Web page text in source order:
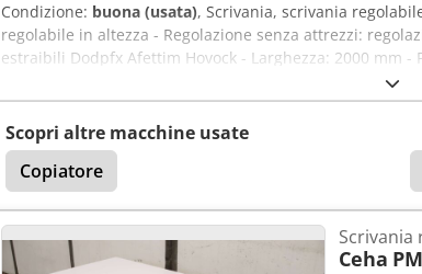
Condizione: buona (usata), Scrivania, scrivania
regolabile in altezza - Regolazione senza attrezzi:
estraibili Dodpfx Afettim Hovock - Larghezza: 2000 mm -
Quantità: 6 scrivanie disponibili - Prezzo: per pezzo -
kg/cad.
Scopri altre macchine usate
Copiatore
Scrivania
Ceha